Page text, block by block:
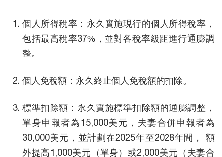
個人所得稅率：永久實施現行的個人所得稅率，
包括最高稅率37%，並對各稅率級距進行通膨調
整。
個人免稅額：永久終止個人免稅額的扣除。
標準扣除額：永久實施標準扣除額的通膨調整，
單身申報者為15,000美元，夫妻合併申報者為
30,000美元，並計劃在2025年至2028年間， 額
外提高1,000美元（單身）或2,000美元（夫妻合